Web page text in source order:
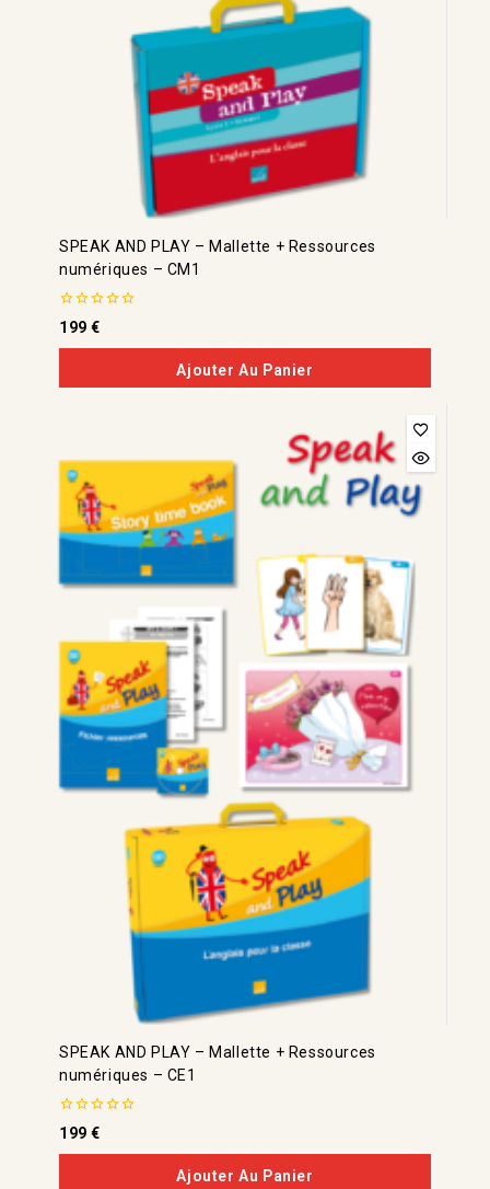
SPEAK AND PLAY – Mallette + Ressources
numériques – CM1
0
de
5
199€
Ajouter Au Panier
SPEAK AND PLAY – Mallette + Ressources
numériques – CE1
0
de
5
199€
Ajouter Au Panier